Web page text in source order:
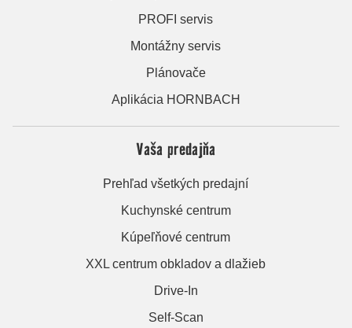
PROFI servis
Montážny servis
Plánovače
Aplikácia HORNBACH
Vaša predajňa
Prehľad všetkých predajní
Kuchynské centrum
Kúpeľňové centrum
XXL centrum obkladov a dlažieb
Drive-In
Self-Scan